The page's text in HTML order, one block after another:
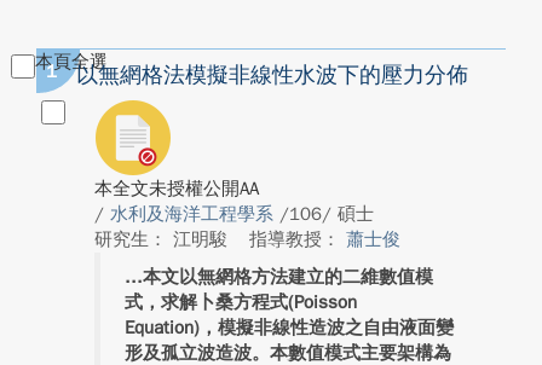
本頁全選
1 以無網格法模擬非線性水波下的壓力分佈
本全文未授權公開AA
/ 水利及海洋工程學系 /106/ 碩士
研究生： 江明駿
指導教授： 蕭士俊
本文以無網格方法建立的二維數值模
式，求解卜桑方程式(Poisson
Equation)，模擬非線性造波之自由液面變
形及孤立波造波。本數值模式主要架構為